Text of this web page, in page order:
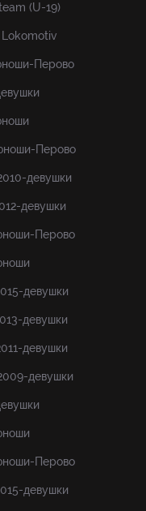
(U-19)
Lokomotiv
Перово
Перово
девушки
девушки
Перово
девушки
девушки
девушки
девушки
Перово
девушки